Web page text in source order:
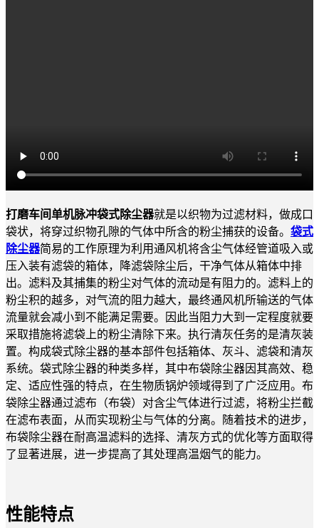
打磨车间单机脉冲袋式除尘器就是以织物为过滤材料，做成口
袋状，将穿过织物孔隙的气体中所含的粉尘捕获的设备。 袋式
除尘器简易的工作原理为利用通风机将含尘气体经管道吸入或
压入装有滤袋的箱体，降滤袋除尘后，干净气体从箱体中排
出。滤料及其捕集的粉尘对气体的流动是有阻力的。滤料上的
粉尘积的越多，对气流的阻力越大，最终通风机所输送的气体
流量就会减小到不能满足需要。因此当阻力大到一定程度就要
采取措施将滤袋上的粉尘清除下来。执行清灰任务的是清灰装
置。构成袋式除尘器的基本部件包括箱体、灰斗、滤袋和清灰
系统。袋式除尘器的种类多样，其中布袋除尘器因其高效、稳
定、适应性强的特点，在生物质锅炉领域得到了广泛应用。布
袋除尘器通过滤布（布袋）对含尘气体进行过滤，将粉尘拦截
在滤布表面，从而实现粉尘与气体的分离。随着技术的进步，
布袋除尘器在耐高温滤料的选择、清灰方式的优化等方面取得
了显著进展，进一步提高了其处理高温烟气的能力。
性能特点